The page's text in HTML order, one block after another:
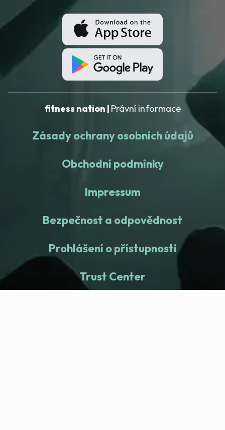
fitness nation | Právní informace
Zásady ochrany osobních údajů
Obchodní podmínky
Impressum
Bezpečnost a odpovědnost
Prohlášení o přístupnosti
Trust Center